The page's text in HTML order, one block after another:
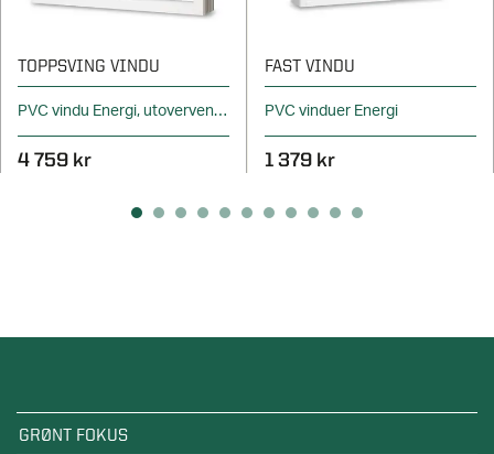
TOPPSVING VINDU
PVC vindu Energi, utovervendt
4 759 kr
FAST VINDU
PVC vinduer Energi
1 379 kr
GRØNT FOKUS